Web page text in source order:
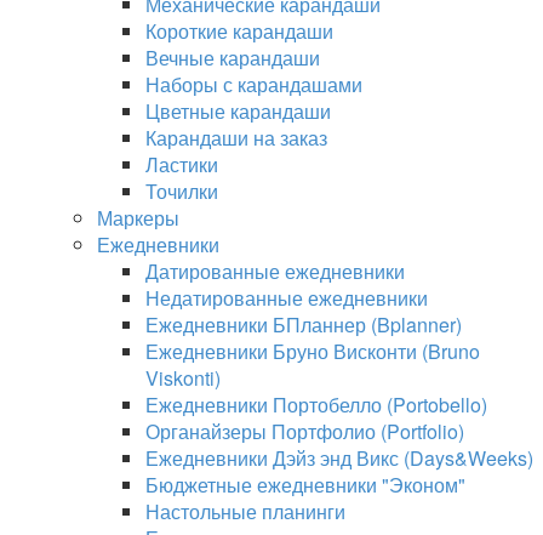
Короткие карандаши
Вечные карандаши
Наборы с карандашами
Цветные карандаши
Карандаши на заказ
Ластики
Точилки
Маркеры
Ежедневники
Датированные ежедневники
Недатированные ежедневники
Ежедневники БПланнер (Bplanner)
Ежедневники Бруно Висконти (Bruno
Viskonti)
Ежедневники Портобелло (Portobello)
Органайзеры Портфолио (Portfolio)
Ежедневники Дэйз энд Викс (Days&Weeks)
Бюджетные ежедневники "Эконом"
Настольные планинги